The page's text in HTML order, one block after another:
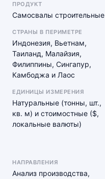
ПРОДУКТ
Самосвалы строительные
СТРАНЫ В ПЕРИМЕТРЕ
Индонезия, Вьетнам,
Таиланд, Малайзия,
Филиппины, Сингапур,
Камбоджа и Лаос
ЕДИНИЦЫ ИЗМЕРЕНИЯ
Натуральные (тонны, шт.,
кв. м) и стоимостные ($,
локальные валюты)
НАПРАВЛЕНИЯ
Анализ производства,